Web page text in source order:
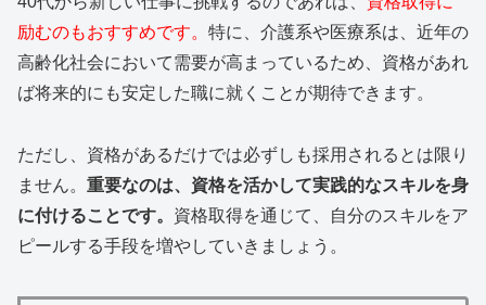
励むのもおすすめです。 特に、介護系や医療系は、近年の
高齢化社会において需要が高まっているため、資格があれ
ば将来的にも安定した職に就くことが期待できます。
ただし、資格があるだけでは必ずしも採用されるとは限り
ません。 重要なのは、資格を活かして実践的なスキルを身
に付けることです。 資格取得を通じて、自分のスキルをア
ピールする手段を増やしていきましょう。